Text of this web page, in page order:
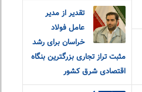
تقدیر از مدیر
عامل فولاد
خراسان برای رشد
مثبت تراز تجاری بزرگترین بنگاه
اقتصادی شرق کشور